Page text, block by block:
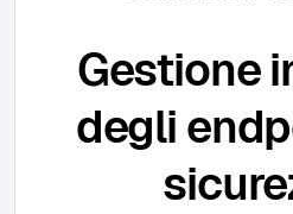
Gestione
degli